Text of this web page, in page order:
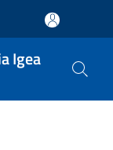
Igea